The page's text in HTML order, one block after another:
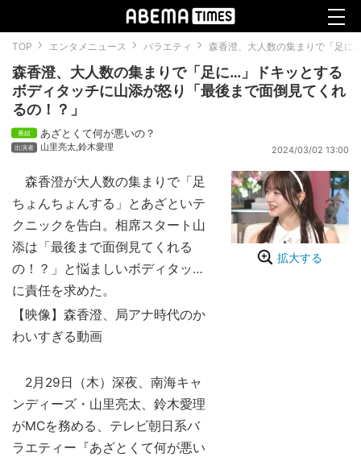
TOP エンタメニュース バラエティ 森香澄、大人数の集まりで「足に
森香澄、大人数の集まりで「足に…」ドキッとする
ボディタッチに山添が怒り「最後まで面倒見てくれ
るの！？」
あざとくて何が悪いの？
山里亮太,鈴木愛理 2024/03/02 13:00
拡大する
森香澄が大人数の集まりで「足
ちょんちょんする」とあざといテ
クニックを告白。相席スタート山
添は「最後まで面倒見てくれる
の！？」と悩ましいボディタッチ
に責任を求めた。
【映像】森香澄、局アナ時代のか
わいすぎる動画
2月29日（木）深夜、南海キャ
ンディーズ・山里亮太、鈴木愛理
がMCを務める、テレビ朝日系バ
ラエティー『あざとくて何が悪い